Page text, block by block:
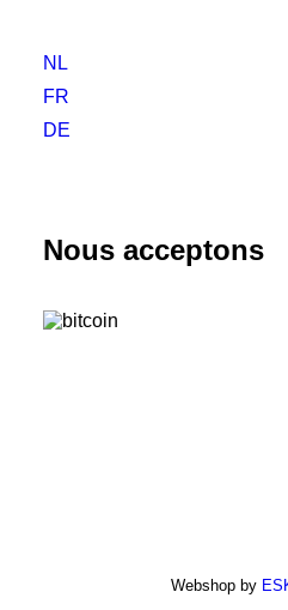
NL
FR
DE
Nous acceptons
Webshop by